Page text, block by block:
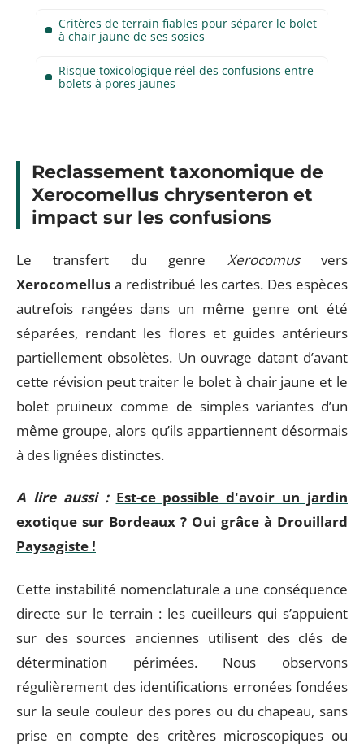
Critères de terrain fiables pour séparer le bolet
à chair jaune de ses sosies
Risque toxicologique réel des confusions entre
bolets à pores jaunes
Reclassement taxonomique de
Xerocomellus chrysenteron et
impact sur les confusions
Le transfert du genre Xerocomusvers
Xerocomellus a redistribué les cartes. Des espèces
autrefois rangées dans un même genre ont été
séparées, rendant les flores et guides antérieurs
partiellement obsolètes. Un ouvrage datant d’avant
cette révision peut traiter le bolet à chair jaune et le
bolet pruineux comme de simples variantes d’un
même groupe, alors qu’ils appartiennent désormais
à des lignées distinctes.
A lire aussi : Est-ce possible d'avoir un jardin
exotique sur Bordeaux ? Oui grâce à Drouillard
Paysagiste !
Cette instabilité nomenclaturale a une conséquence
directe sur le terrain : les cueilleurs qui s’appuient
sur des sources anciennes utilisent des clés de
détermination périmées. Nous observons
régulièrement des identifications erronées fondées
sur la seule couleur des pores ou du chapeau, sans
prise en compte des critères microscopiques ou